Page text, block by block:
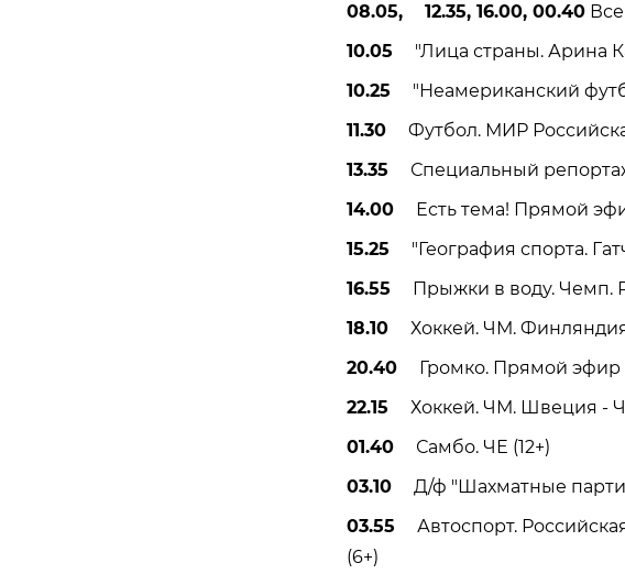
08.05, 12.35, 16.00, 00.40Все
10.05 "Лица страны. Арина
10.25 "Неамериканский
11.30Футбол. МИР
13.35 Специальный
14.00Есть тема! Прямой
15.25 "География спорта.
16.55 Прыжки в воду. Чемп.
18.10Хоккей. ЧМ.
20.40Громко. Прямой эфир
22.15 Хоккей. ЧМ. Швеция -
01.40Самбо. ЧЕ (12+)
03.10Д/ф "Шахматные партии
03.55 Автоспорт.
(6+)